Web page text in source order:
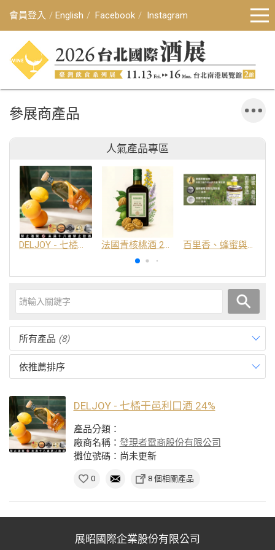
會員登入 English Facebook Instagram
參展商產品
人氣產品專區
DELJOY - 七橘干邑利口酒 24% 法國青核桃酒 25% 百里香、蜂蜜與番紅花酒
所有產品 (8)
依推薦排序
DELJOY - 七橘干邑利口酒 24%
產品分類：
廠商名稱： 發現者電商股份有限公司
攤位號碼：尚未更新
0 8 個相關產品
展昭國際企業股份有限公司